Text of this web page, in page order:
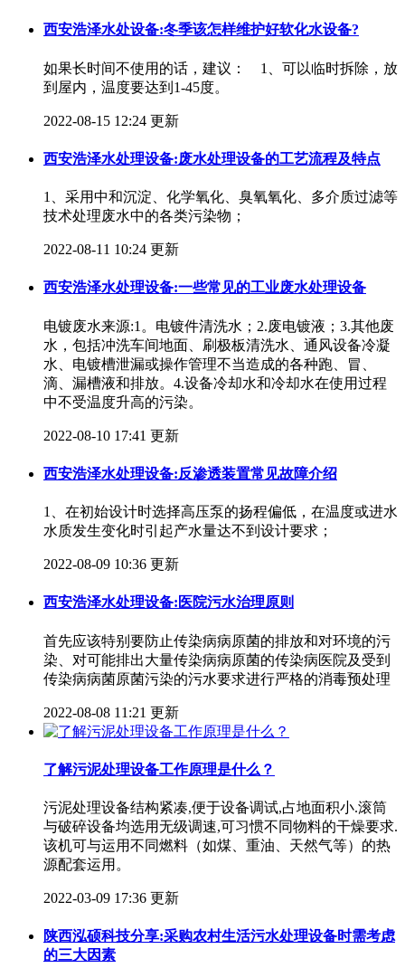
西安浩泽水处设备:冬季该怎样维护好软化水设备?
如果长时间不使用的话，建议： 1、可以临时拆除，放
到屋内，温度要达到1-45度。
2022-08-15 12:24 更新
西安浩泽水处理设备:废水处理设备的工艺流程及特点
1、采用中和沉淀、化学氧化、臭氧氧化、多介质过滤等
技术处理废水中的各类污染物；
2022-08-11 10:24 更新
西安浩泽水处理设备:一些常见的工业废水处理设备
电镀废水来源:1。电镀件清洗水；2.废电镀液；3.其他废
水，包括冲洗车间地面、刷极板清洗水、通风设备冷凝
水、电镀槽泄漏或操作管理不当造成的各种跑、冒、
滴、漏槽液和排放。4.设备冷却水和冷却水在使用过程
中不受温度升高的污染。
2022-08-10 17:41 更新
西安浩泽水处理设备:反渗透装置常见故障介绍
1、在初始设计时选择高压泵的扬程偏低，在温度或进水
水质发生变化时引起产水量达不到设计要求；
2022-08-09 10:36 更新
西安浩泽水处理设备:医院污水治理原则
首先应该特别要防止传染病病原菌的排放和对环境的污
染、对可能排出大量传染病病原菌的传染病医院及受到
传染病病菌原菌污染的污水要求进行严格的消毒预处理
2022-08-08 11:21 更新
了解污泥处理设备工作原理是什么？
污泥处理设备结构紧凑,便于设备调试,占地面积小.滚筒
与破碎设备均选用无级调速,可习惯不同物料的干燥要求.
该机可与运用不同燃料（如煤、重油、天然气等）的热
源配套运用。
2022-03-09 17:36 更新
陕西泓硕科技分享:采购农村生活污水处理设备时需考虑
的三大因素